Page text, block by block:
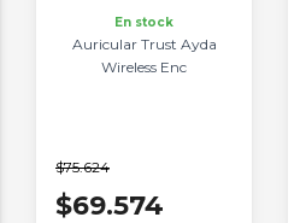
En stock
Auricular Trust Ayda
Wireless Enc
$75.624
$69.574